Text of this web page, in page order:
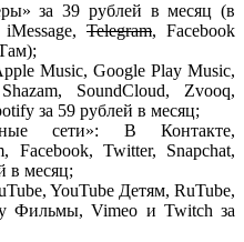
за 39 рублей в месяц (в
Telegram, Facebook
Music, Google Play Music,
SoundCloud, Zvooq,
за 59 рублей в месяц;
сети»: В Контакте,
Facebook, Twitter, Snapchat,
в месяц;
YouTube Детям, RuTube,
Фильмы, Vimeo и Twitch за